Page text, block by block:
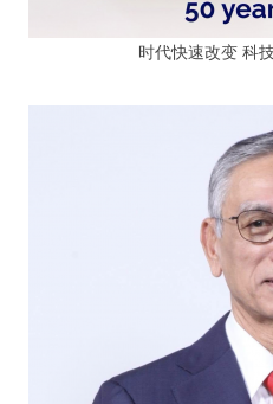
时代快速改变 科